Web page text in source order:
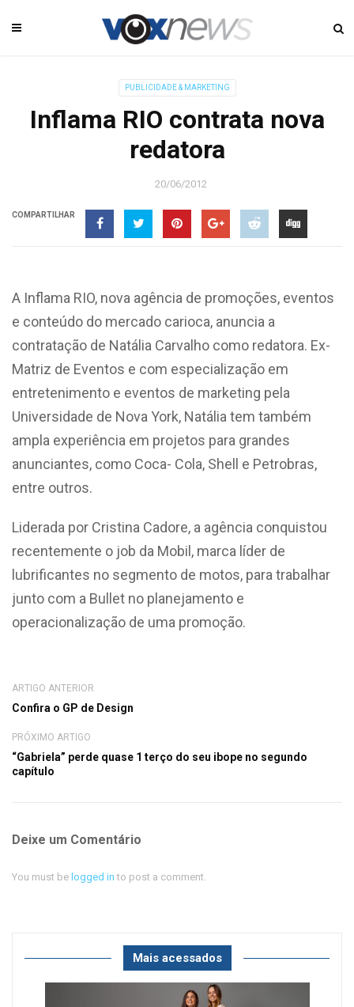
PUBLICIDADE & MARKETING
Inflama RIO contrata nova
redatora
20/06/2012
COMPARTILHAR
A Inflama RIO, nova agência de promoções, eventos
e conteúdo do mercado carioca, anuncia a
contratação de Natália Carvalho como redatora. Ex-
Matriz de Eventos e com especialização em
entretenimento e eventos de marketing pela
Universidade de Nova York, Natália tem também
ampla experiência em projetos para grandes
anunciantes, como Coca- Cola, Shell e Petrobras,
entre outros.
Liderada por Cristina Cadore, a agência conquistou
recentemente o job da Mobil, marca líder de
lubrificantes no segmento de motos, para trabalhar
junto com a Bullet no planejamento e
operacionalização de uma promoção.
ARTIGO ANTERIOR
Confira o GP de Design
PRÓXIMO ARTIGO
“Gabriela” perde quase 1 terço do seu ibope no segundo
capítulo
Deixe um Comentário
You must be logged in to post a comment.
Mais acessados